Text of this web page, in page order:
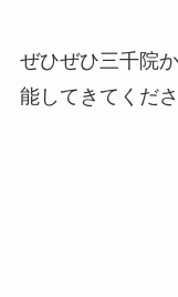
ぜひぜひ三千院
能してきてくださ